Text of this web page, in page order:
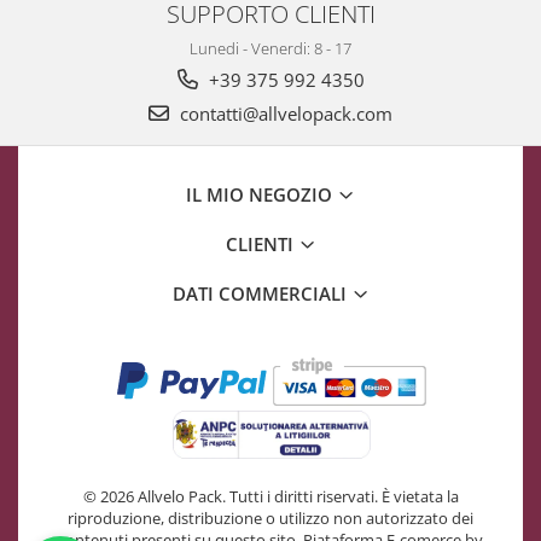
SUPPORTO CLIENTI
Lunedi - Venerdi: 8 - 17
+39 375 992 4350
contatti@allvelopack.com
IL MIO NEGOZIO
CLIENTI
DATI COMMERCIALI
© 2026 Allvelo Pack. Tutti i diritti riservati. È vietata la
riproduzione, distribuzione o utilizzo non autorizzato dei